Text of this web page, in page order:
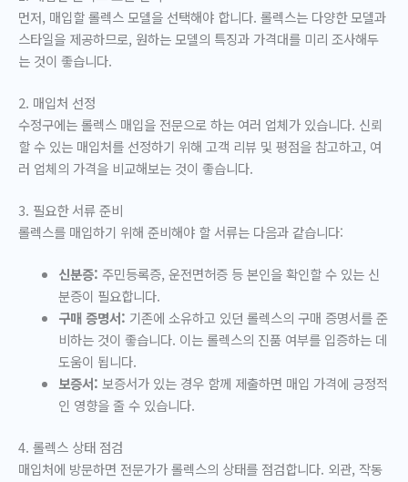
먼저, 매입할 롤렉스 모델을 선택해야 합니다. 롤렉스는 다양한 모델과
스타일을 제공하므로, 원하는 모델의 특징과 가격대를 미리 조사해두
는 것이 좋습니다.
2. 매입처 선정
수정구에는 롤렉스 매입을 전문으로 하는 여러 업체가 있습니다. 신뢰
할 수 있는 매입처를 선정하기 위해 고객 리뷰 및 평점을 참고하고, 여
러 업체의 가격을 비교해보는 것이 좋습니다.
3. 필요한 서류 준비
롤렉스를 매입하기 위해 준비해야 할 서류는 다음과 같습니다:
신분증: 주민등록증, 운전면허증 등 본인을 확인할 수 있는 신
분증이 필요합니다.
구매 증명서: 기존에 소유하고 있던 롤렉스의 구매 증명서를 준
비하는 것이 좋습니다. 이는 롤렉스의 진품 여부를 입증하는 데
도움이 됩니다.
보증서: 보증서가 있는 경우 함께 제출하면 매입 가격에 긍정적
인 영향을 줄 수 있습니다.
4. 롤렉스 상태 점검
매입처에 방문하면 전문가가 롤렉스의 상태를 점검합니다. 외관, 작동